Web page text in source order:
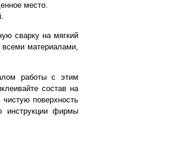
место.
сварку на мягкий
всеми материалами,
работы с этим
состав на
чистую поверхность
инструкции фирмы